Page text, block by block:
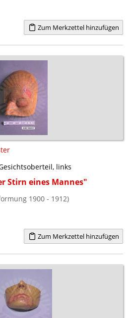
Zum Merkzettel hinzufügen
links
Stirn eines Mannes"
1900 - 1912)
Zum Merkzettel hinzufügen